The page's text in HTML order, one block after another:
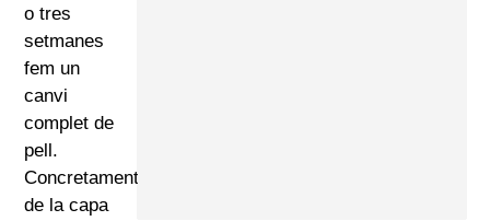
o tres
setmanes
fem un
canvi
complet de
pell.
Concretament
de la capa